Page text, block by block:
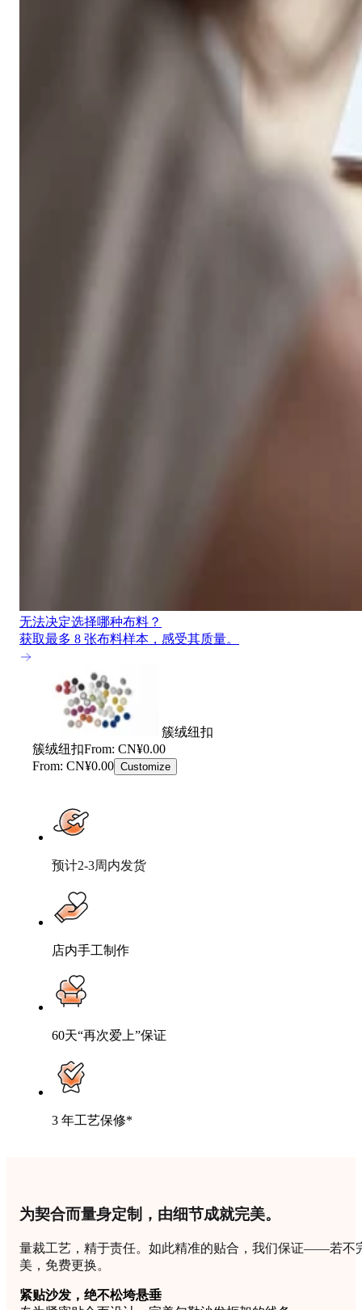
无法决定选择哪种布料？
获取最多 8 张布料样本，感受其质量。
簇绒纽扣
簇绒纽扣From: CN¥0.00
From: CN¥0.00 Customize
预计2-3周内发货
店内手工制作
60天“再次爱上”保证
3 年工艺保修*
为契合而量身定制，由细节成就完美。
量裁工艺，精于责任。如此精准的贴合，我们保证——若不
美，免费更换。
紧贴沙发，绝不松垮悬垂